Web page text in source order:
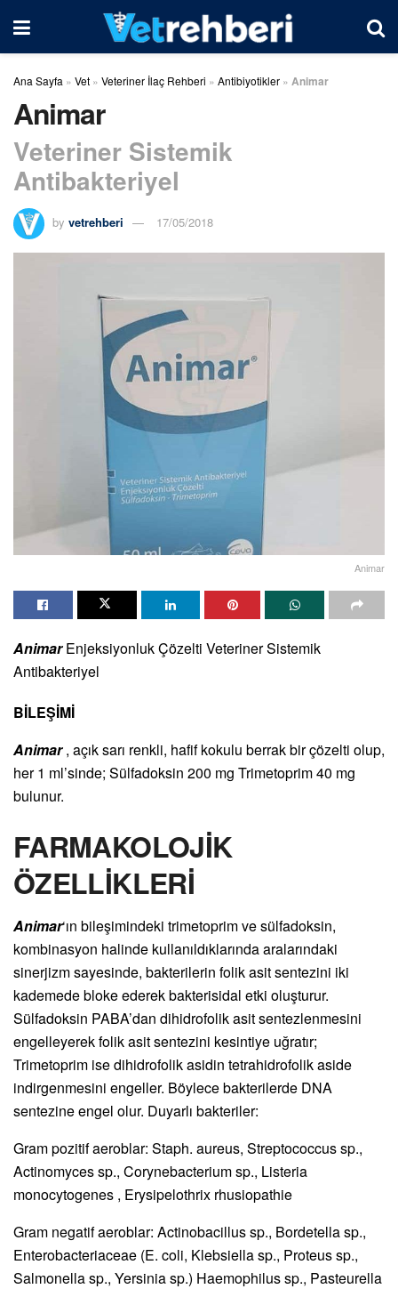
Ana Sayfa » Vet » Veteriner İlaç Rehberi » Antibiyotikler » Animar
Animar
Veteriner Sistemik
Antibakteriyel
by vetrehberi 17/05/2018
Animar
AnimarEnjeksiyonluk Çözelti Veteriner Sistemik
Antibakteriyel
BİLEŞİMİ
Animar, açık sarı renkli, hafif kokulu berrak bir çözelti olup,
her 1 ml’sinde; Sülfadoksin 200 mg Trimetoprim 40 mg
bulunur.
FARMAKOLOJİK
ÖZELLİKLERİ
Animar‘ın bileşimindeki trimetoprim ve sülfadoksin,
kombinasyon halinde kullanıldıklarında aralarındaki
sinerjizm sayesinde, bakterilerin folik asit sentezini iki
kademede bloke ederek bakterisidal etki oluşturur.
Sülfadoksin PABA’dan dihidrofolik asit sentezlenmesini
engelleyerek folik asit sentezini kesintiye uğratır;
Trimetoprim ise dihidrofolik asidin tetrahidrofolik aside
indirgenmesini engeller. Böylece bakterilerde DNA
sentezine engel olur. Duyarlı bakteriler:
Gram pozitif aeroblar: Staph. aureus, Streptococcus sp.,
Actinomyces sp., Corynebacterium sp., Listeria
monocytogenes , Erysipelothrix rhusiopathie
Gram negatif aeroblar: Actinobacillus sp., Bordetella sp.,
Enterobacteriaceae (E. coli, Klebsiella sp., Proteus sp.,
Salmonella sp., Yersinia sp.) Haemophilus sp., Pasteurella